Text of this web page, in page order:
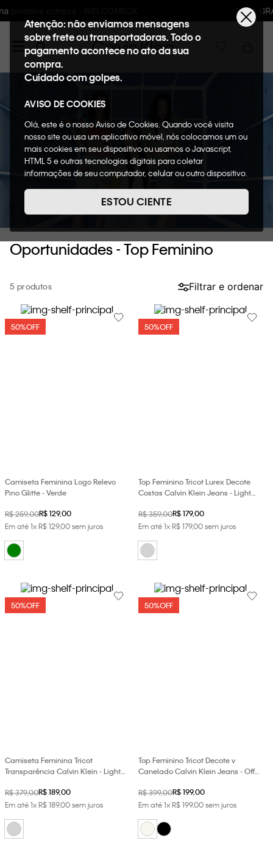
Atenção: não enviamos mensagens
sobre frete ou transportadoras. Todo o
pagamento acontece no ato da sua
compra.
Cuidado com golpes.
AVISO DE COOKIES
Olá, este é o nosso Aviso de Cookies. Quando você visita
nosso site ou usa um aplicativo móvel, nós colocamos um ou
mais cookies em seu dispositivo ou usamos o Javascript,
HTML 5 e outras tecnologias digitais para coletar
informações de seu computador, celular ou outro dispositivo.
de cookies, informaremos quais cookies usaremos e quais
suas funções. A forma como processamos os dados
nosso Aviso de Privacidade. Quando você visita nosso site,
consideraremos isso como sua solicitação específica para
fornecer a você toda a funcionalidade do site, incluindo,
loja virtual. Para maiores informações sobre o nosso aviso de
ESTOU CIENTE
Oportunidades - Top Feminino
5 Filtrar e ordenar
50%OFF
Camiseta Feminina Logo Relevo
Pino Glitte - Verde
R$259,00R$129,00
Em até1xR$129,00sem juros
50%OFF
Top Feminino Tricot Lurex Decote
Costas Calvin Klein Jeans - Light
R$359,00R$179,00
Em até1xR$179,00sem juros
50%OFF
Camiseta Feminina Tricot
Transparência Calvin Klein - Light
R$379,00R$189,00
Em até1xR$189,00sem juros
50%OFF
Top Feminino Tricot Decote v
Canelado Calvin Klein Jeans - Off
R$399,00R$199,00
Em até1xR$199,00sem juros